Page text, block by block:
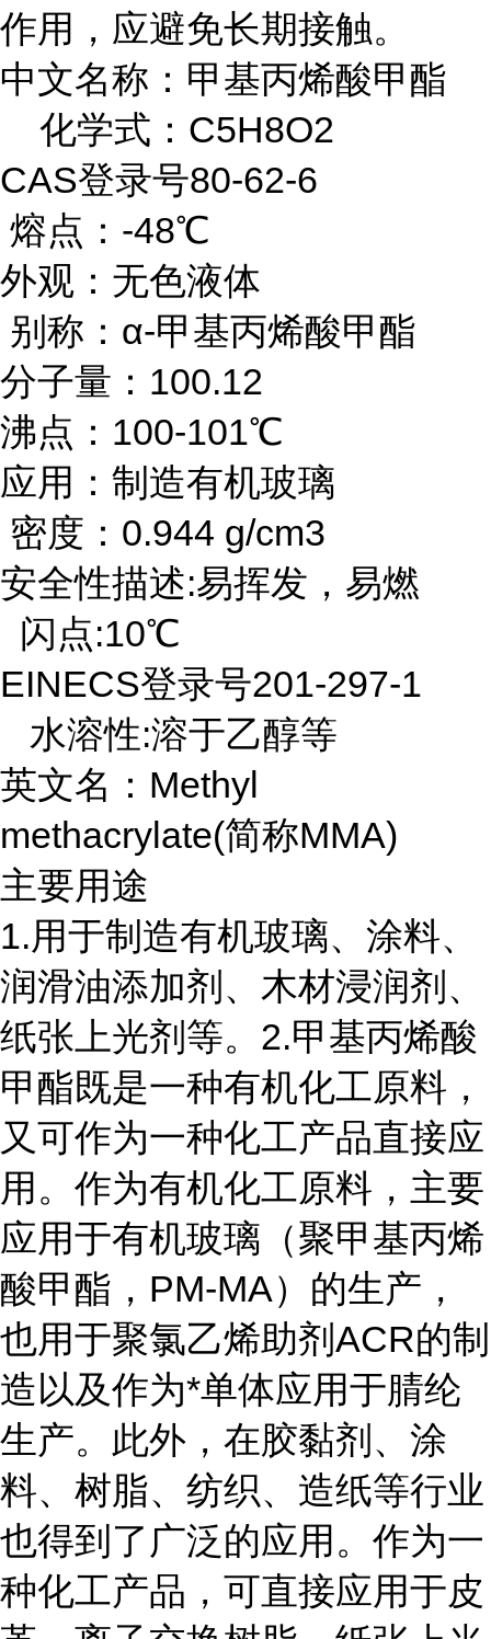
作用，应避免长期接触。
中文名称：甲基丙烯酸甲酯
化学式：C5H8O2
CAS登录号80-62-6
熔点：-48℃
外观：无色液体
别称：α-甲基丙烯酸甲酯
分子量：100.12
沸点：100-101℃
应用：制造有机玻璃
密度：0.944 g/cm3
安全性描述:易挥发，易燃
闪点:10℃
EINECS登录号201-297-1
水溶性:溶于乙醇等
英文名：Methyl
methacrylate(简称MMA)
主要用途
1.用于制造有机玻璃、涂料、
润滑油添加剂、木材浸润剂、
纸张上光剂等。2.甲基丙烯酸
甲酯既是一种有机化工原料，
又可作为一种化工产品直接应
用。作为有机化工原料，主要
应用于有机玻璃（聚甲基丙烯
酸甲酯，PM-MA）的生产，
也用于聚氯乙烯助剂ACR的制
造以及作为*单体应用于腈纶
生产。此外，在胶黏剂、涂
料、树脂、纺织、造纸等行业
也得到了广泛的应用。作为一
种化工产品，可直接应用于皮